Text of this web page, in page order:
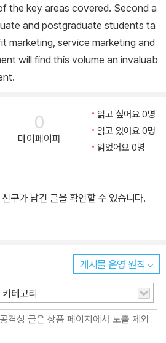
the key areas covered. Second a
and postgraduate students ta
marketing, service marketing and
will find this volume an invaluab
0
마이페이퍼
읽고 싶어요 0명
읽고 있어요 0명
읽었어요 0명
구가 남긴 글을 확인할 수 있습니다.
게시물 운영 원칙
카테고리